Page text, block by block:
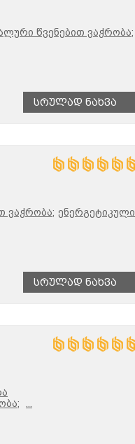
წვენებით ვაჭრობა;
Სრულად Ნახვა
ვაჭრობა; ენერგეტიკული
Სრულად Ნახვა